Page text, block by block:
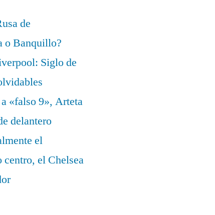
de
o Banquillo?
Siglo de
«falso 9», Arteta
delantero
el
el Chelsea